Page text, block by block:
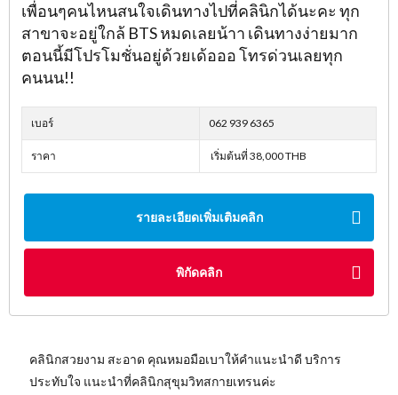
เพื่อนๆคนไหนสนใจเดินทางไปที่คลินิกได้นะคะ ทุก
สาขาจะอยู่ใกล้ BTS หมดเลยน้าา เดินทางง่ายมาก
ตอนนี้มีโปรโมชั่นอยู่ด้วยเด้อออ โทรด่วนเลยทุก
คนนน!!
เบอร์ 062 939 6365
ราคา เริ่มต้นที่ 38,000 THB
รายละเอียดเพิ่มเติมคลิก
พิกัดคลิก
คลินิกสวยงาม สะอาด คุณหมอมือเบาให้คำแนะนำดี บริการ
ประทับใจ แนะนำที่คลินิกสุขุมวิทสกายเทรนค่ะ